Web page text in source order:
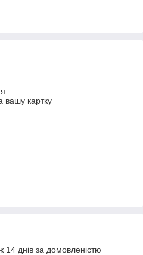
вашу картку
днів за домовленістю